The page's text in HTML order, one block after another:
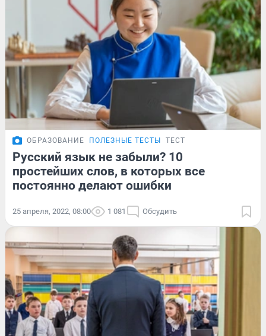
ОБРАЗОВАНИЕ ПОЛЕЗНЫЕ ТЕСТЫ ТЕСТ
Русский язык не забыли? 10
простейших слов, в которых все
постоянно делают ошибки
25 апреля, 2022, 08:00 1 081 Обсудить